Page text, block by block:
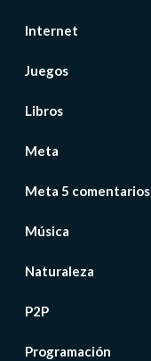
Internet
Juegos
Libros
Meta
Meta 5 comentarios
Música
Naturaleza
P2P
Programación